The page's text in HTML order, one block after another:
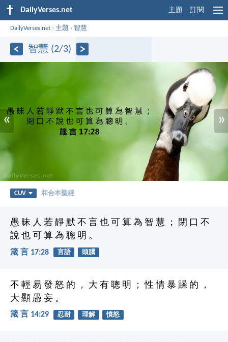
DailyVerses.net 主題 訂閱
DailyVerses.net › 主題 ›智慧
智慧 (2/3)
« »
CUV 和合本聖經
愚 昧 人 若 靜 默 不 言 也 可 算 為 智 慧 ； 閉 口 不
說 也 可 算 為 聰 明 。
箴 言 17:28 言語 頭腦
不 輕 易 發 怒 的 ， 大 有 聰 明 ； 性 情 暴 躁 的 ，
大 顯 愚 妄 。
箴 言 14:29 忍耐 理解 憤怒